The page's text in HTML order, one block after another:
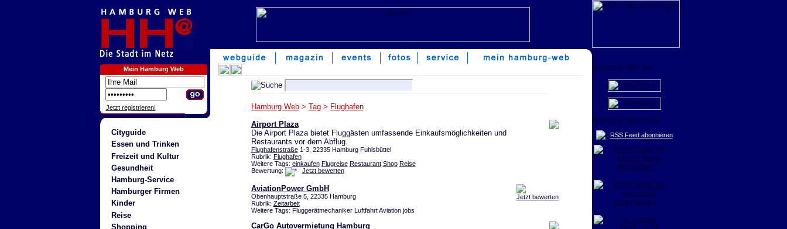
Mein Hamburg Web
Jetzt registrieren!
Cityguide
Essen und Trinken
Freizeit und Kultur
Gesundheit
Hamburg-Service
Hamburger Firmen
Kinder
Reise
Shopping
Hamburg Web> Tag> Flughafen
Airport Plaza
Die Airport Plaza bietet Fluggästen umfassende Einkaufsmöglichkeiten und
Restaurants vor dem Abflug.
Flughafenstraße1-3, 22335 Hamburg Fuhlsbüttel
Rubrik: Flughafen
Weitere Tags: einkaufen Flugreise Restaurant Shop Reise
Bewertung:
Jetzt bewerten
Jetzt bewerten
AviationPower GmbH
Obenhauptstraße 5, 22335 Hamburg
Rubrik: Zeitarbeit
Weitere Tags: Fluggerätmechaniker Luftfahrt Aviation jobs
CarGo Autovermietung Hamburg
RSS Feed abonnieren